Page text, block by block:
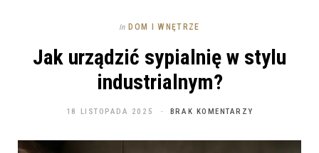
In DOM I WNĘTRZE
Jak urządzić sypialnię w stylu
industrialnym?
18 LISTOPADA 2025 BRAK KOMENTARZY